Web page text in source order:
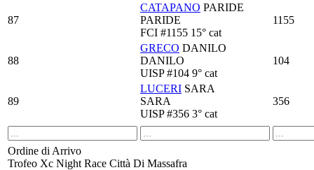
87
CATAPANO PARIDE
PARIDE
FCI #1155 15° cat
1155
88
GRECO DANILO
DANILO
UISP #104 9° cat
104
89
LUCERI SARA
SARA
UISP #356 3° cat
356
Ordine di Arrivo
Trofeo Xc Night Race Città Di Massafra